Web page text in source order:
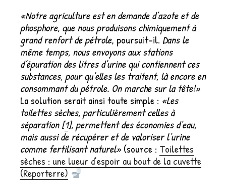
«Notre agriculture est en demande d’azote et de
phosphore, que nous produisons chimiquement à
grand renfort de pétrole, poursuit-il.Dans le
même temps, nous envoyons aux stations
d’épuration des litres d’urine qui contiennent ces
substances, pour qu’elles les traitent, là encore en
consommant du pétrole. On marche sur la tête!»
La solution serait ainsi toute simple : «Les
toilettes sèches, particulièrement celles à
séparation [1], permettent des économies d’eau,
mais aussi de récupérer et de valoriser l’urine
comme fertilisant naturel» (source : Toilettes
sèches : une lueur d’espoir au bout de la cuvette
(Reporterre)